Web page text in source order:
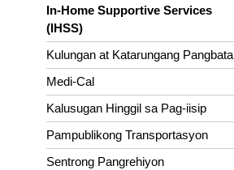
In-Home Supportive Services
(IHSS)
Kulungan at Katarungang Pangbata
Medi-Cal
Kalusugan Hinggil sa Pag-iisip
Pampublikong Transportasyon
Sentrong Pangrehiyon